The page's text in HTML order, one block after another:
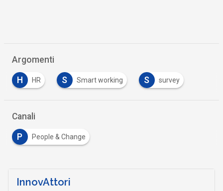
Argomenti
H HR S Smart working S survey
Canali
P People & Change
InnovAttori